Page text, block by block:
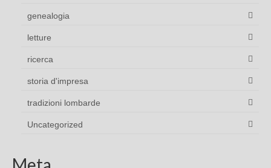
genealogia
letture
ricerca
storia d'impresa
tradizioni lombarde
Uncategorized